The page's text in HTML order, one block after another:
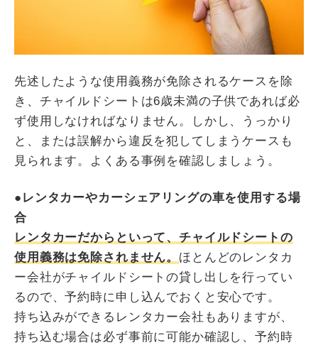
先述したような使用義務が免除されるケースを除
き、チャイルドシートは6歳未満の子供であれば必
ず使用しなければなりません。しかし、うっかり
と、または誤解から違反を犯してしまうケースも
見られます。よくある事例を確認しましょう。
●レンタカーやカーシェアリングの車を使用する場
合
レンタカーだからといって、チャイルドシートの
使用義務は免除されません。 ほとんどのレンタカ
ー会社がチャイルドシートの貸し出しを行ってい
るので、予約時に申し込んでおくと安心です。
持ち込みができるレンタカー会社もありますが、
持ち込む場合は必ず事前に可能か確認し、予約時